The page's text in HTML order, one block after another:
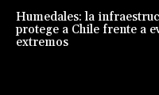
Humedales: la
protege a Chile frente a
extremos